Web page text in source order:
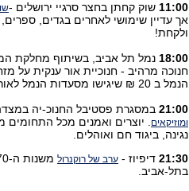
11:00 שוק קחתן בחצר סרגיי ירושלים -
אך עדיין שימושי לאחרים בגדים,
ולקחת!
18:00 נמל תל אביב, בשיתוף מחלקת
חנוכה מרהיב - חנוכיית אור ענקית על
הנמל ב 20 ₪ שיגישו מסעדות הנמל לאורך כל חג החנוכה ובכל שעות היום. נגישות מלאה לנכים.
21:00 במסגרת פסטיבל החנוכ-יה
ומוזיקאים
. יוצרים ואמנים מכל
נגינה, ביגוד חם ואוהלים.
21:30 דיפיוז - ערב של רוקנרול
בתל-אביב.